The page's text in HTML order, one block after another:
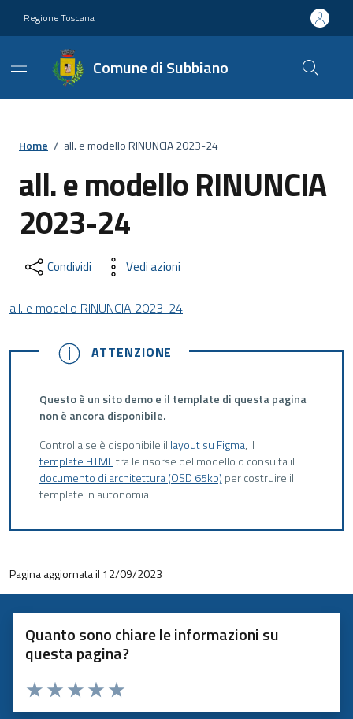
Regione Toscana
Comune di Subbiano
Home / all. e modello RINUNCIA 2023-24
all. e modello RINUNCIA
2023-24
Condividi Vedi azioni
all. e modello RINUNCIA 2023-24
ATTENZIONE
ATTENZIONE
Questo è un sito demo e il template di questa pagina
non è ancora disponibile.
Controlla se è disponibile il layout su Figma, il
template HTMLtra le risorse del modello o consulta il
documento di architettura (OSD 65kb) per costruire il
template in autonomia.
Pagina aggiornata il 12/09/2023
Quanto sono chiare le informazioni su
questa pagina?
Valuta 5 stelle su 5
Valuta 4 stelle su 5
Valuta 3 stelle su 5
Valuta 2 stelle su 5
Valuta 1 stelle su 5